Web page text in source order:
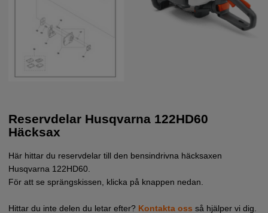
Reservdelar Husqvarna 122HD60
Häcksax
Här hittar du reservdelar till den bensindrivna häcksaxen
Husqvarna 122HD60
För att se sprängskissen, klicka på knappen nedan.
Hittar du inte delen du letar efter? Kontakta oss så hjälper vi dig.